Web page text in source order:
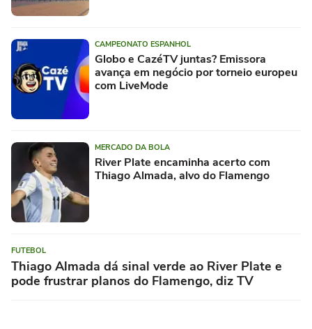
CAMPEONATO ESPANHOL
Globo e CazéTV juntas? Emissora
avança em negócio por torneio europeu
com LiveMode
MERCADO DA BOLA
River Plate encaminha acerto com
Thiago Almada, alvo do Flamengo
FUTEBOL
Thiago Almada dá sinal verde ao River Plate e
pode frustrar planos do Flamengo, diz TV